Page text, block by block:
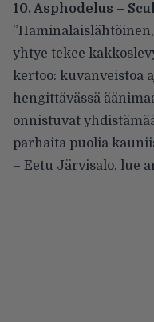
10. Asphodelus –
yhtye tekee
kertoo: kuvanveistoa
hengittävässä
onnistuvat
parhaita puolia
– Eetu Järvisalo, lue